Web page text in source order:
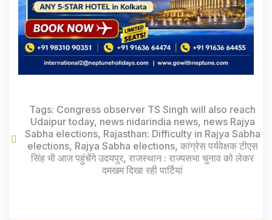
Tags: Congress observer TS Singh will also reach
Udaipur today, news nidarindia news, news Rajya
Sabha elections, Rajasthan: Difficulty in Rajya Sabha
elections, Rajya Sabha elections, कांग्रेस पर्यवेक्षक टीएस
सिंह भी आज पहुंचेंगे उदयपुर, राजस्थान : राज्यसभा चुनाव को लेकर
दमखम दिखा रही पार्टियां